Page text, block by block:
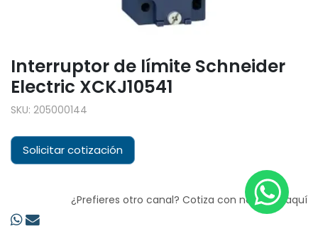
Interruptor de límite Schneider
Electric XCKJ10541
SKU: 205000144
Solicitar cotización
¿Prefieres otro canal? Cotiza con nosotros aquí